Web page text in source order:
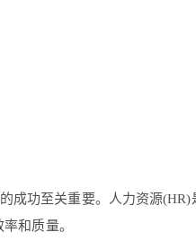
成功至关重要。人力资源
和质量。